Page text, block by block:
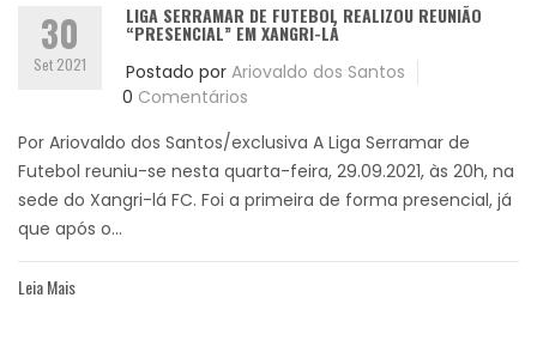
30
Set 2021
LIGA SERRAMAR DE FUTEBOL REALIZOU REUNIÃO
“PRESENCIAL” EM XANGRI-LÁ
Postado por Ariovaldo dos Santos
0 Comentários
Por Ariovaldo dos Santos/exclusiva A Liga Serramar de
Futebol reuniu-se nesta quarta-feira, 29.09.2021, às 20h, na
sede do Xangri-lá FC. Foi a primeira de forma presencial, já
que após o...
Leia Mais